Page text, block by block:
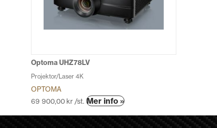
Optoma UHZ78LV
Projektor/Laser 4K
OPTOMA
69 900,00 kr /st. Mer info »Den
produkten